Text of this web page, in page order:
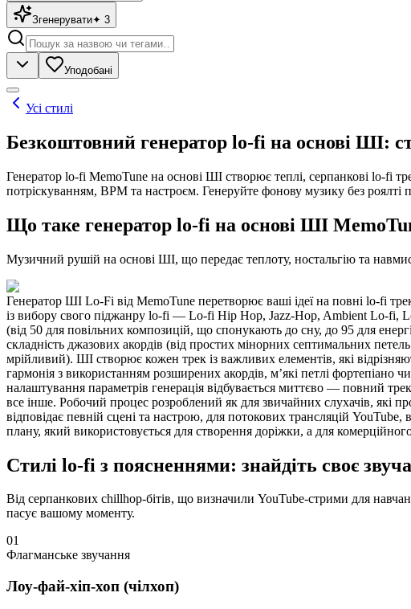
Згенерувати✦ 3
Уподобані
Усі стилі
Безкоштовний генератор lo-fi на основі ШІ:
Генератор lo-fi MemoTune на основі ШІ створює теплі, серпанкові lo-
потріскуванням, BPM та настроєм. Генеруйте фонову музику без
Що таке генератор lo-fi на основі ШІ
Музичний рушій на основі ШІ, що передає теплоту, ностальгію та
Генератор ШІ Lo-Fi від MemoTune перетворює ваші ідеї на повні lo-fi
із вибору свого піджанру lo-fi — Lo-fi Hip Hop, Jazz-Hop, Ambient Lo-fi,
(від 50 для повільних композицій, що спонукають до сну, до 95 для
складність джазових акордів (від простих мінорних септимальних
мрійливий). ШІ створює кожен трек із важливих елементів, які
гармонія з використанням розширених акордів, м’які петлі фортепіано
налаштування параметрів генерація відбувається миттєво — повний
все інше. Робочий процес розроблений як для звичайних слухачів, які
відповідає певній сцені та настрою, для потокових трансляцій
плану, який використовується для створення доріжки, а для
Стилі lo-fi з поясненнями: знайдіть своє
Від серпанкових chillhop-бітів, що визначили YouTube-стрими для
пасує вашому моменту.
01
Флагманське звучання
Лоу-фай-хіп-хоп (чілхоп)